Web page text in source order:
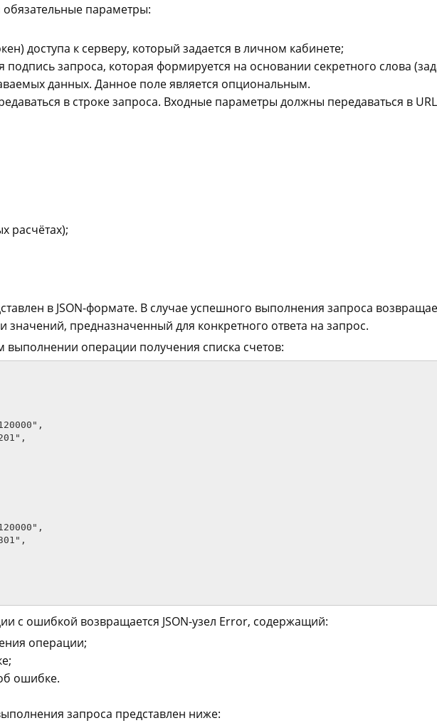
обязательные параметры:
доступа к серверу, который задается в личном кабинете;
запроса, которая формируется на основании секретного слова
данных. Данное поле является опциональным.
в строке запроса. Входные параметры должны передаваться в
расчётах);
в JSON-формате. В случае успешного выполнения запроса
предназначенный для конкретного ответа на запрос.
операции получения списка счетов:
с ошибкой возвращается JSON-узел Error, содержащий:
операции;
ошибке.
запроса представлен ниже: